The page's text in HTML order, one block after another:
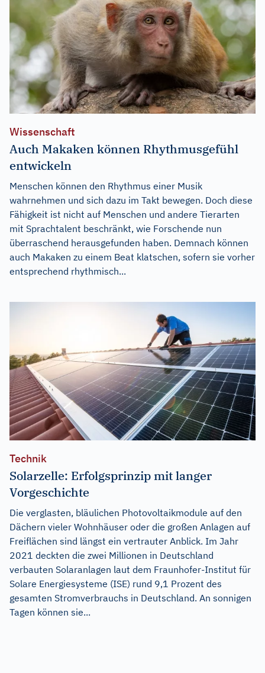
Wissenschaft
Auch Makaken können Rhythmusgefühl
entwickeln
Menschen können den Rhythmus einer Musik
wahrnehmen und sich dazu im Takt bewegen. Doch diese
Fähigkeit ist nicht auf Menschen und andere Tierarten
mit Sprachtalent beschränkt, wie Forschende nun
überraschend herausgefunden haben. Demnach können
auch Makaken zu einem Beat klatschen, sofern sie vorher
entsprechend rhythmisch...
Technik
Solarzelle: Erfolgsprinzip mit langer
Vorgeschichte
Die verglasten, bläulichen Photovoltaikmodule auf den
Dächern vieler Wohnhäuser oder die großen Anlagen auf
Freiflächen sind längst ein vertrauter Anblick. Im Jahr
2021 deckten die zwei Millionen in Deutschland
verbauten Solaranlagen laut dem Fraunhofer-Institut für
Solare Energiesysteme (ISE) rund 9,1 Prozent des
gesamten Stromverbrauchs in Deutschland. An sonnigen
Tagen können sie...